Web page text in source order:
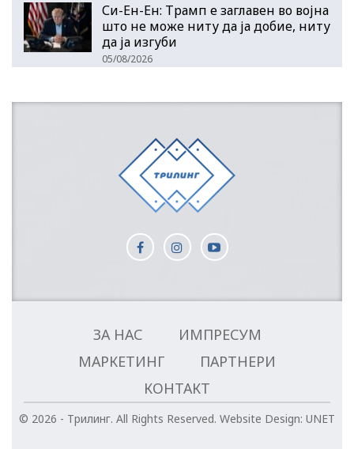
Си-Ен-Ен: Трамп е заглавен во војна
што не може ниту да ја добие, ниту
да ја изгуби
05/08/2026
ЗА НАС
ИМПРЕСУМ
МАРКЕТИНГ
ПАРТНЕРИ
КОНТАКТ
© 2026 - Трилинг. All Rights Reserved. Website Design: UNET